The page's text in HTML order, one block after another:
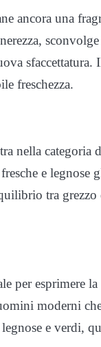
ancora una
freschezza.
nella
e legnose
tra
esprimere la
moderni
e verdi,